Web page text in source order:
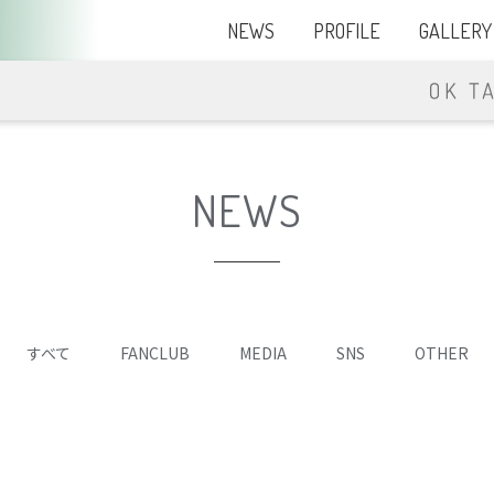
NEWS PROFILE GALLERY
NEWS
すべて FANCLUB MEDIA SNS OTHER